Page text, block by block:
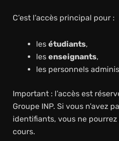
C’est l’accès principal pour :
les étudiants,
les enseignants,
les personnels
Important : l’accès est
Groupe INP. Si vous n’avez
identifiants, vous ne
cours.